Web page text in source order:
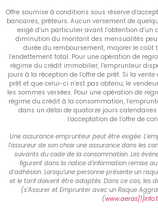
Offre soumise à conditions sous réserve
bancaires, prêteurs. Aucun versement de
exigé d’un particulier avant l’obtention d’un
diminution du montant des mensualités
durée du remboursement, majorer le
l’endettement total. Pour une opération de
régime du crédit immobilier, l’emprunteur
jours à la réception de l’offre de prêt. Si la
prêt et que celui-ci n’est pas obtenu, le
les sommes versées. Pour une opération de
régime du crédit à la consommation,
dans un délai de quatorze jours
l’acceptation de l’offre de
Une assurance emprunteur peut être exigée.
l’assureur de son choix une assurance dans les
suivants du code de la consommation. Les
figurent dans la notice d’information remise
d’adhésion. Lorsqu’une personne présente un
et le tarif doivent être adaptés. Dans ce cas, les
(s’Assurer et Emprunter avec un Risque
(